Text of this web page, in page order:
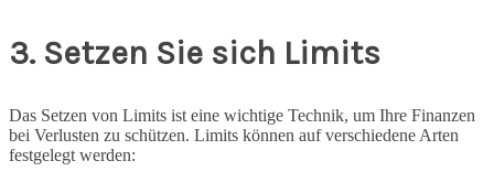
3. Setzen Sie sich Limits
Das Setzen von Limits ist eine wichtige Technik, um Ihre Finanzen
bei Verlusten zu schützen. Limits können auf verschiedene Arten
festgelegt werden: